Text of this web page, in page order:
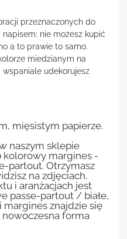
przeznaczonych do
nie możesz kupić
a to prawie to samo.
miedzianym na
udekorujesz
mięsistym papierze.
naszym sklepie
kolorowy margines -
partout. Otrzymasz
na zdjęciach.
i aranżacjach jest
passe-partout / białe,
znajdzie się
forma